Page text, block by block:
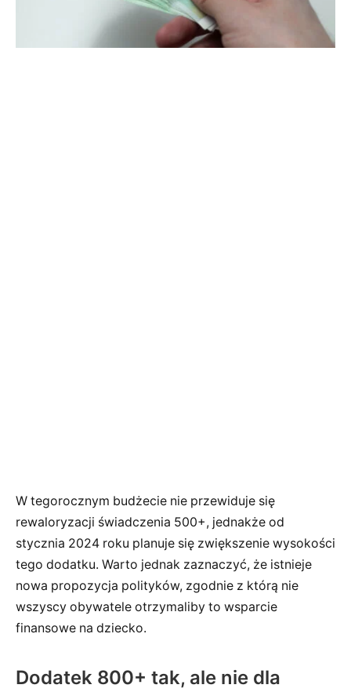
W tegorocznym budżecie nie przewiduje się
rewaloryzacji świadczenia 500+, jednakże od
stycznia 2024 roku planuje się zwiększenie wysokości
tego dodatku. Warto jednak zaznaczyć, że istnieje
nowa propozycja polityków, zgodnie z którą nie
wszyscy obywatele otrzymaliby to wsparcie
finansowe na dziecko.
Dodatek 800+ tak, ale nie dla